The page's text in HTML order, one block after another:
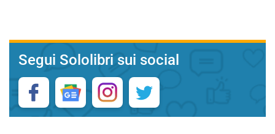
Segui Sololibri sui social